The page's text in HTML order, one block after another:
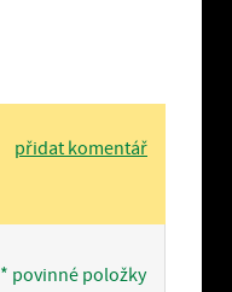
přidat komentář
* povinné položky